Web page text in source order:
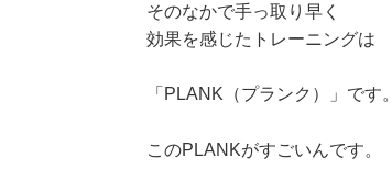
そのなかで手っ取り早く
効果を感じたトレーニングは
「PLANK（プランク）」です。
このPLANKがすごいんです。